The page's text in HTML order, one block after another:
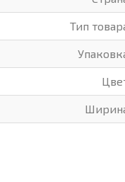
Тип